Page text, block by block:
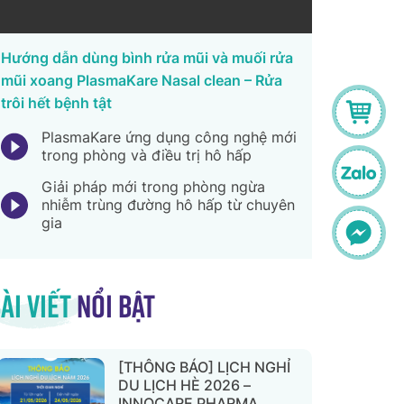
Hướng dẫn dùng bình rửa mũi và muối rửa
mũi xoang PlasmaKare Nasal clean – Rửa
trôi hết bệnh tật
PlasmaKare ứng dụng công nghệ mới
trong phòng và điều trị hô hấp
Giải pháp mới trong phòng ngừa
nhiễm trùng đường hô hấp từ chuyên
gia
viếtnổi bật
[THÔNG BÁO] LỊCH NGHỈ
DU LỊCH HÈ 2026 –